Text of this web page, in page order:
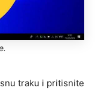
traku i pritisnite